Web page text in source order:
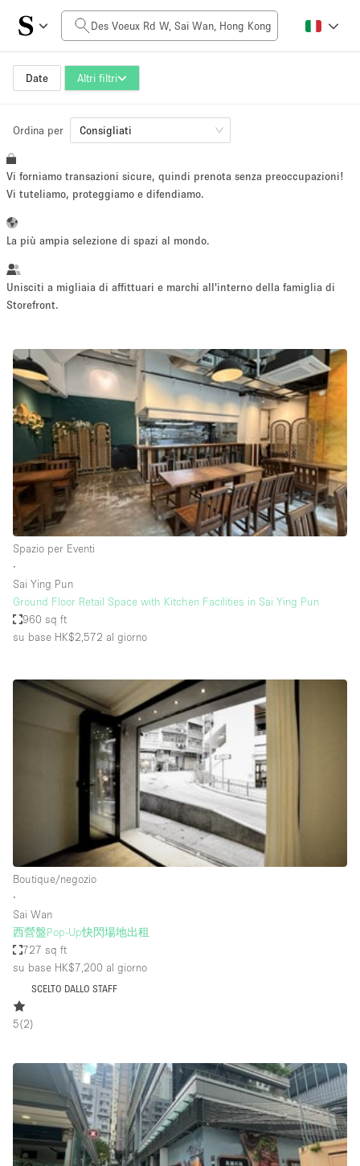
Date Altri filtri
Prezzo al giorno
HK$0
Dimensioni dello spazio
5000+ sq ft
~ 13 persone
artistico
Servizio
fotografico
Conferenza Meeting Ufficio
Acquista
Condividi
Tipo di spazio
Acquista Condividi
Atelier / Laboratorio
Camion
Container
Fiera/festival
Galleria d'arte
Imbarcazione
Magazzino
Negozio in centro commerciale
Sala conferenze
Sala riunioni
Salone
Spazio per Eventi
Spazio pubblicitario
Spazio unico
Stand / Bancarella
Ordina per Consigliati
Vi forniamo transazioni sicure, quindi prenota senza preoccupazioni!
Vi tuteliamo, proteggiamo e difendiamo.
La più ampia selezione di spazi al mondo.
Unisciti a migliaia di affittuari e marchi all'interno della famiglia di
Storefront.
Spazio per Eventi
∙
Sai Ying Pun
Ground Floor Retail Space with Kitchen Facilities in Sai Ying Pun
960 sq ft
su base HK$2,572 al giorno
Boutique/negozio
∙
Sai Wan
西營盤Pop-Up快閃場地出租
727 sq ft
su base HK$7,200 al giorno
SCELTO DALLO STAFF
5(2)